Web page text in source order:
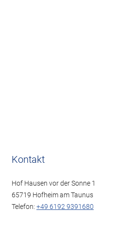
Kontakt
Hof Hausen vor der Sonne 1
65719 Hofheim am Taunus
Telefon: +49 6192 9391680